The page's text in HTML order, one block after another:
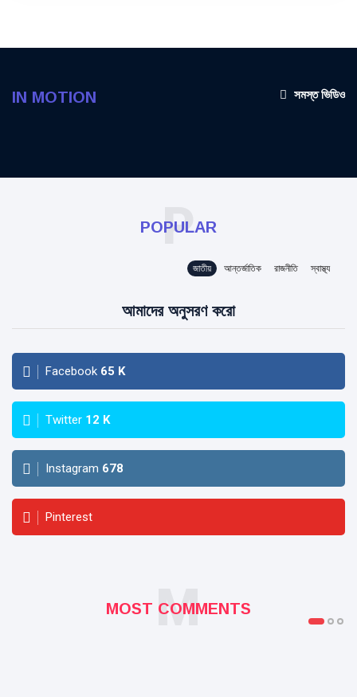
IN MOTION সমস্ত ভিডিও
POPULAR
P
জাতীয় আন্তর্জাতিক রাজনীতি স্বাস্থ্য
আমাদের অনুসরণ করো
Facebook 65 K
Twitter 12 K
Instagram 678
Pinterest
MOST COMMENTS
M